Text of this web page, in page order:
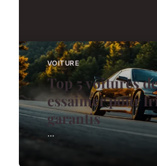
VOITURE
Top 5 voitures
essaimer pour
garantis
...